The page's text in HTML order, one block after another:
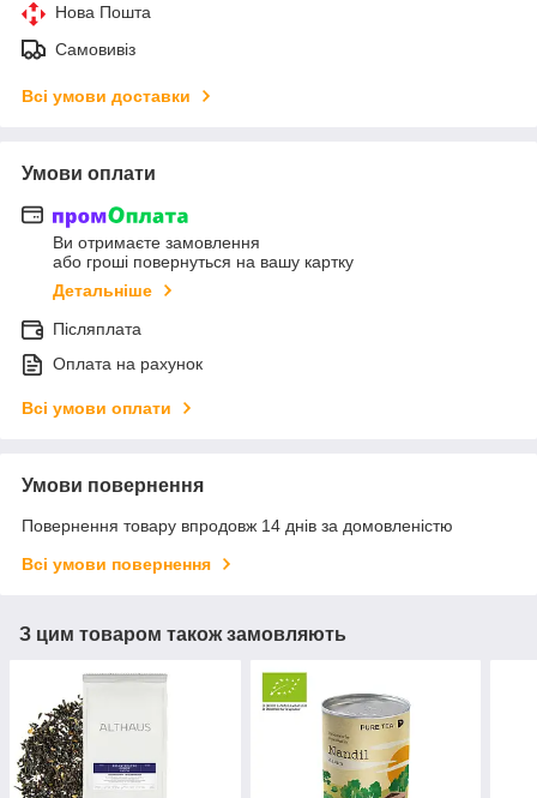
Нова Пошта
Самовивіз
Всі умови доставки
Умови оплати
Ви отримаєте замовлення
або гроші повернуться на вашу картку
Детальніше
Післяплата
Оплата на рахунок
Всі умови оплати
Умови повернення
Повернення товару впродовж 14 днів за домовленістю
Всі умови повернення
З цим товаром також замовляють